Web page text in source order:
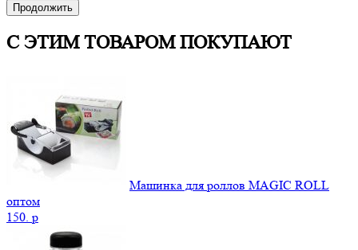
Продолжить
С ЭТИМ ТОВАРОМ ПОКУПАЮТ
Машинка для роллов MAGIC ROLL
оптом
150. p